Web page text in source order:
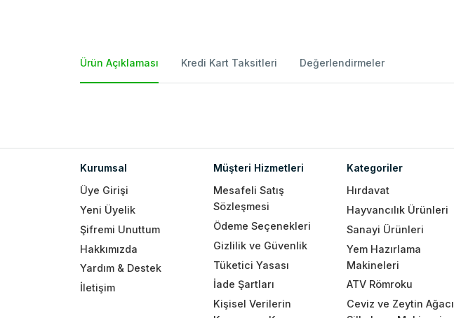
Ürün Açıklaması Kredi Kart Taksitleri Değerlendirmeler
Kurumsal
Üye Girişi
Yeni Üyelik
Şifremi Unuttum
Hakkımızda
Yardım & Destek
İletişim
Müşteri Hizmetleri
Mesafeli Satış
Sözleşmesi
Ödeme Seçenekleri
Gizlilik ve Güvenlik
Tüketici Yasası
İade Şartları
Kişisel Verilerin
Kategoriler
Hırdavat
Hayvancılık Ürünleri
Sanayi Ürünleri
Yem Hazırlama
Makineleri
ATV Römroku
Ceviz ve Zeytin Ağacı